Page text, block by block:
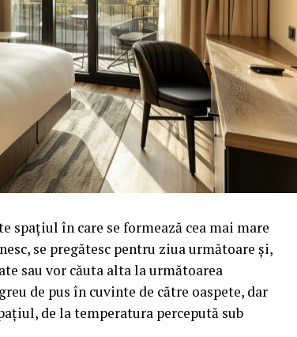
spațiul în care se formează cea mai mare
se pregătesc pentru ziua următoare și,
sau vor căuta alta la următoarea
de pus în cuvinte de către oaspete, dar
de la temperatura percepută sub